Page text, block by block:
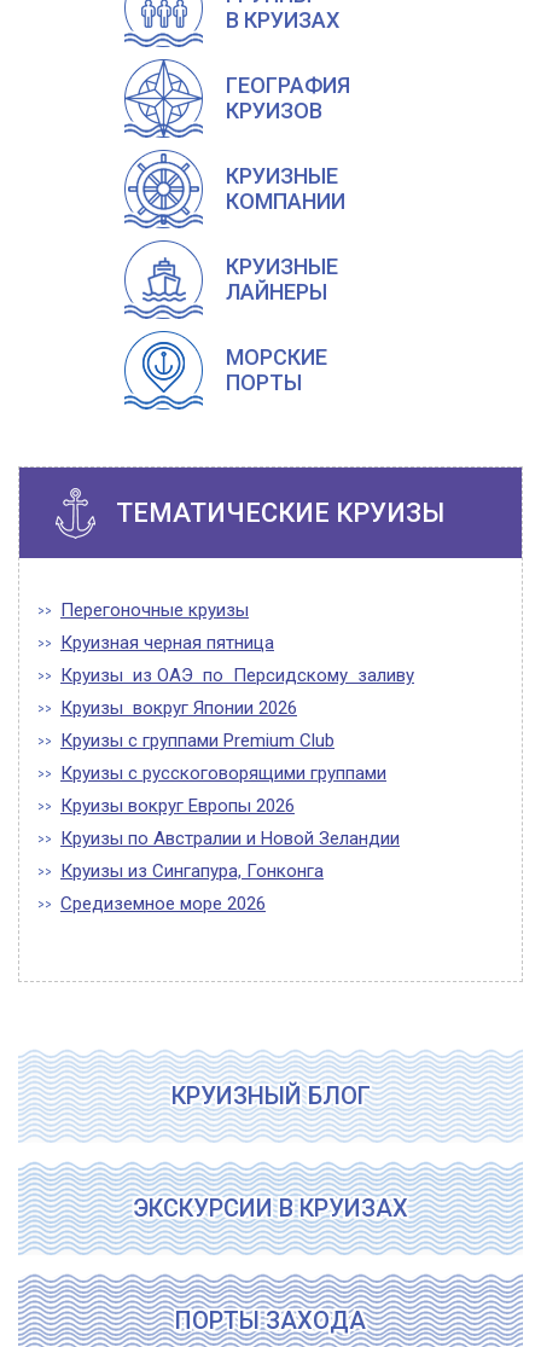
В КРУИЗАХ
ГЕОГРАФИЯ
КРУИЗОВ
КРУИЗНЫЕ
КОМПАНИИ
КРУИЗНЫЕ
ЛАЙНЕРЫ
МОРСКИЕ
ПОРТЫ
ТЕМАТИЧЕСКИЕ КРУИЗЫ
Перегоночные круизы
Круизная черная пятница
Круизы из ОАЭ по Персидскому заливу
Круизы вокруг Японии 2026
Круизы с группами Premium Club
Круизы с русскоговорящими группами
Круизы вокруг Европы 2026
Круизы по Австралии и Новой Зеландии
Круизы из Сингапура, Гонконга
Средиземное море 2026
КРУИЗНЫЙ БЛОГ
ЭКСКУРСИИ В КРУИЗАХ
ПОРТЫ ЗАХОДА